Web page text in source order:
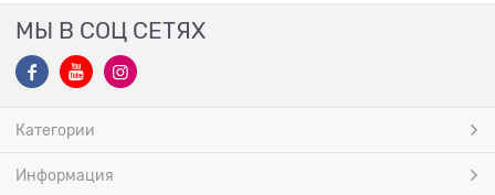
МЫ В СОЦ СЕТЯХ
Категории
Информация